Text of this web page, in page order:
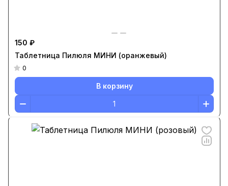
150 ₽
Таблетница Пилюля МИНИ (оранжевый)
0
В корзину